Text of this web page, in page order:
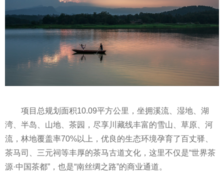
项目总规划面积10.09平方公里，坐拥溪流、湿地、湖
湾、半岛、山地、茶园，尽享川藏线丰富的雪山、草原、河
流，林地覆盖率70%以上，优良的生态环境孕育了百丈驿、
茶马司、三元祠等丰厚的茶马古道文化，这里不仅是“世界茶
源·中国茶都”，也是“南丝绸之路”的商业通道。